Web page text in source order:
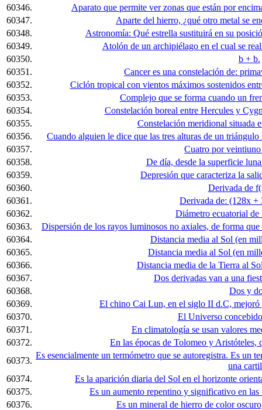
60346.
Aparato que permite ver zonas que están por
60347.
Aparte del hierro, ¿qué otro metal se
60348.
Astronomía: Qué estrella sustituirá en su
60349.
Atolón de un archipiélago en el cual se
60350.
b + b.
60351.
Cancer es una constelación de:
60352.
Ciclón tropical con vientos máximos sostenidos
60353.
Complejo que se forma cuando un
60354.
Constelación boreal entre Hercules y
60355.
Constelación meridional situada
60356.
Cuando alguien le dice que las tres alturas de un
60357.
Cuatro por
60358.
De día, desde la superficie
60359.
Depresión que caracteriza la
60360.
Derivada de
60361.
Derivada de: (128x +
60362.
Diámetro ecuatorial
60363.
Dispersión de los rayos luminosos no axiales, de forma
60364.
Distancia media al Sol (en
60365.
Distancia media al Sol (en
60366.
Distancia media de la Tierra al
60367.
Dos derivadas van a una
60368.
Dos y
60369.
El chino Cai Lun, en el siglo II d.C,
60370.
El Universo
60371.
En climatología se usan valores
60372.
En las épocas de Tolomeo y Aristóteles,
60373.
Es esencialmente un termómetro que se autoregistra. Es un
una
60374.
Es la aparición diaria del Sol en el horizonte
60375.
Es un aumento repentino y significativo en
60376.
Es un mineral de hierro de color